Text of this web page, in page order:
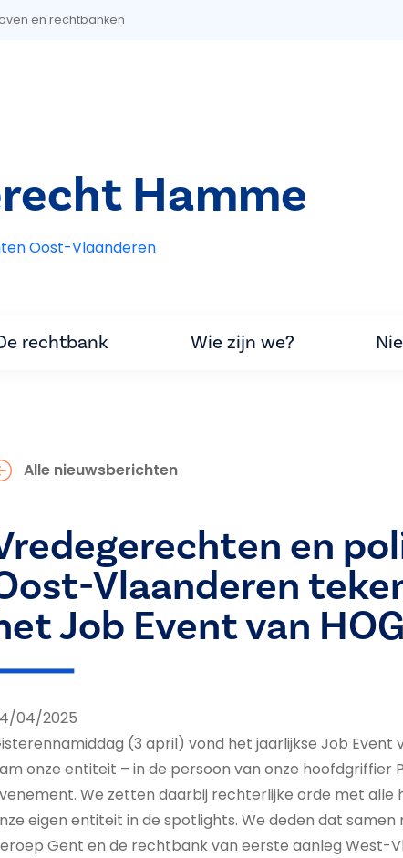
en rechtbanken
Hamme
Oost-Vlaanderen
rechtbank Wie zijn we?
Alle nieuwsberichten
en
Vlaanderen
Job Event van
04/2025
(3 april) vond het jaarlijkse Job Event
onze entiteit – in de persoon van onze hoofdgriffier
We zetten daarbij rechterlijke orde met alle
eigen entiteit in de spotlights. We deden dat samen
Gent en de rechtbank van eerste aanleg West-